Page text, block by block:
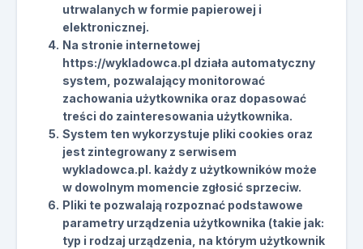
utrwalanych w formie papierowej i
elektronicznej.
Na stronie internetowej
https://wykladowca.pl działa automatyczny
system, pozwalający monitorować
zachowania użytkownika oraz dopasować
treści do zainteresowania użytkownika.
System ten wykorzystuje pliki cookies oraz
jest zintegrowany z serwisem
wykladowca.pl. każdy z użytkowników może
w dowolnym momencie zgłosić sprzeciw.
Pliki te pozwalają rozpoznać podstawowe
parametry urządzenia użytkownika (takie jak:
typ i rodzaj urządzenia, na którym użytkownik